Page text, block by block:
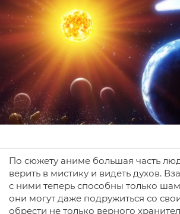
По сюжету аниме большая часть
верить в мистику и видеть духов.
с ними теперь способны только
они могут даже подружиться со
обрести не только верного